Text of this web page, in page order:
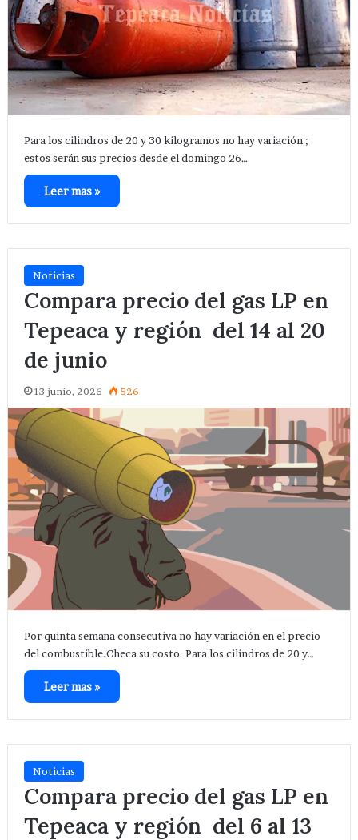
Para los cilindros de 20 y 30 kilogramos no hay variación ;
estos serán sus precios desde el domingo 26…
Leer mas »
Noticias
Compara precio del gas LP en
Tepeaca y región del 14 al 20
de junio
13 junio, 2026 526
Por quinta semana consecutiva no hay variación en el precio
del combustible.Checa su costo. Para los cilindros de 20 y…
Leer mas »
Noticias
Compara precio del gas LP en
Tepeaca y región del 6 al 13